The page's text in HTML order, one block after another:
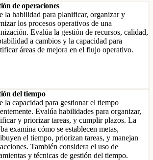
de operaciones
la habilidad para planificar, organizar y
los procesos operativos de una
Evalúa la gestión de recursos, calidad,
a cambios y la capacidad para
áreas de mejora en el flujo operativo.
del tiempo
la capacidad para gestionar el tiempo
Evalúa habilidades para organizar,
y priorizar tareas, y cumplir plazos. La
examina cómo se establecen metas,
el tiempo, priorizan tareas, y manejan
También considera el uso de
y técnicas de gestión del tiempo.